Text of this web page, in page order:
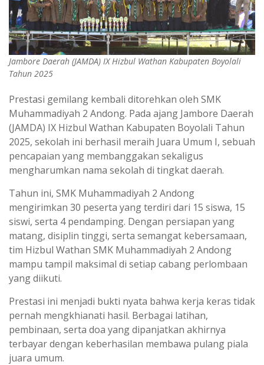
Jambore Daerah (JAMDA) IX Hizbul Wathan Kabupaten Boyolali
Tahun 2025
Prestasi gemilang kembali ditorehkan oleh SMK
Muhammadiyah 2 Andong. Pada ajang Jambore Daerah
(JAMDA) IX Hizbul Wathan Kabupaten Boyolali Tahun
2025, sekolah ini berhasil meraih Juara Umum I, sebuah
pencapaian yang membanggakan sekaligus
mengharumkan nama sekolah di tingkat daerah.
Tahun ini, SMK Muhammadiyah 2 Andong
mengirimkan 30 peserta yang terdiri dari 15 siswa, 15
siswi, serta 4 pendamping. Dengan persiapan yang
matang, disiplin tinggi, serta semangat kebersamaan,
tim Hizbul Wathan SMK Muhammadiyah 2 Andong
mampu tampil maksimal di setiap cabang perlombaan
yang diikuti.
Prestasi ini menjadi bukti nyata bahwa kerja keras tidak
pernah mengkhianati hasil. Berbagai latihan,
pembinaan, serta doa yang dipanjatkan akhirnya
terbayar dengan keberhasilan membawa pulang piala
juara umum.